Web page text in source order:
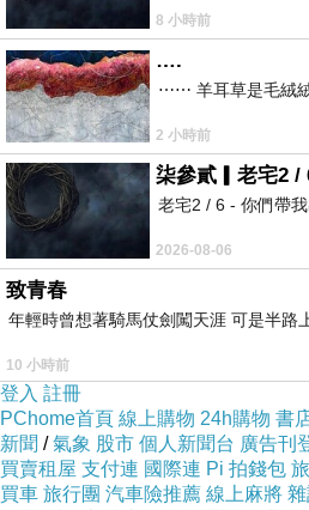
鑽石去焦布8 小時前
….
⋯⋯ 羊耳草是毛絨絨
2 小時前
柒參貳▎老宅2 /
老宅2 / 6 - 你們帶
2026-08-06
致青春
年輕時曾想著騎馬仗劍闖天涯 可是半路
10 小時前
登入 註冊
PChome首頁 線上購物 24h購物 書
新聞 /氣象 股市 個人新聞台 廣告刊
買賣租屋 支付連 國際連 Pi 拍錢包
買車 旅行團 汽車險推薦 線上麻將